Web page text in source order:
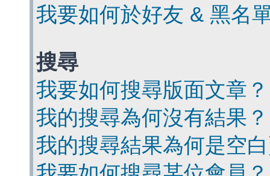
我要如何於好友 & 黑名
搜尋
我要如何搜尋版面文章？
我的搜尋為何沒有結果？
我的搜尋結果為何是空